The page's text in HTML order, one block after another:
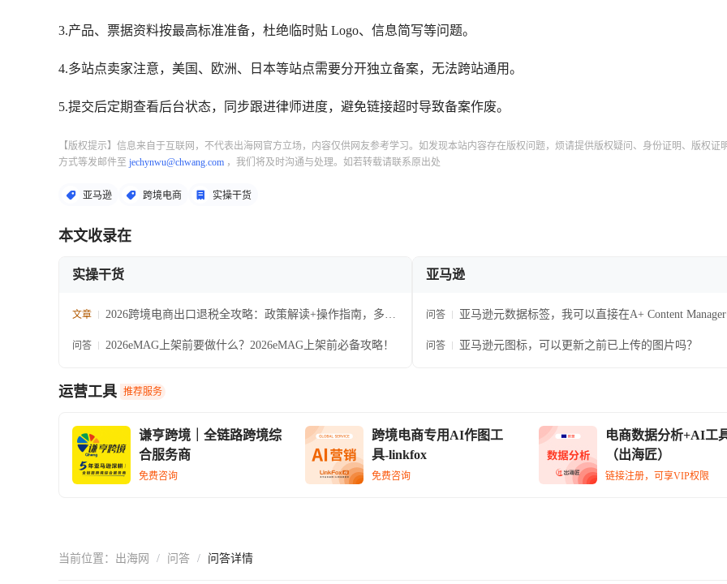
3.产品、票据资料按最高标准准备，杜绝临时贴 Logo、信息简写等问题。
4.多站点卖家注意，美国、欧洲、日本等站点需要分开独立备案，无法跨站通用。
5.提交后定期查看后台状态，同步跟进律师进度，避免链接超时导致备案作废。
【版权提示】信息来自于互联网，不代表出海网官方立场，内容仅供网友参考学习。如发现本站内容存在版权问题，烦请提供版权疑问、身份证明、版权证
方式等发邮件至 jechynwu@chwang.com ，我们将及时沟通与处理。如若转载请联系原出处
亚马逊 跨境电商 实操干货
本文收录在
实操干货
文章
2026跨境电商出口退税全攻略：政策解读+操作指南，多赚
问答 2026eMAG上架前要做什么？2026eMAG上架前必备攻略！
亚马逊
问答
亚马逊元数据标签，我可以直接在A+ Content
问答 亚马逊元图标，可以更新之前已上传的图片吗？
运营工具 推荐服务
谦亨跨境｜全链路跨境综
合服务商
免费咨询
跨境电商专用AI作图工
具-linkfox
免费咨询
电商数据分析+AI工
（出海匠）
链接注册，可享VIP权限
当前位置： 出海网 / 问答 / 问答详情